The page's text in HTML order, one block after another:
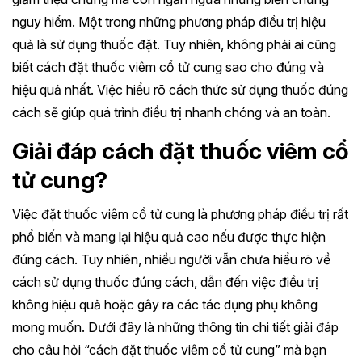
nguy hiểm. Một trong những phương pháp điều trị hiệu
quả là sử dụng thuốc đặt. Tuy nhiên, không phải ai cũng
biết cách đặt thuốc viêm cổ tử cung sao cho đúng và
hiệu quả nhất. Việc hiểu rõ cách thức sử dụng thuốc đúng
cách sẽ giúp quá trình điều trị nhanh chóng và an toàn.
Giải đáp cách đặt thuốc viêm cổ
tử cung?
Việc đặt thuốc viêm cổ tử cung là phương pháp điều trị rất
phổ biến và mang lại hiệu quả cao nếu được thực hiện
đúng cách. Tuy nhiên, nhiều người vẫn chưa hiểu rõ về
cách sử dụng thuốc đúng cách, dẫn đến việc điều trị
không hiệu quả hoặc gây ra các tác dụng phụ không
mong muốn. Dưới đây là những thông tin chi tiết giải đáp
cho câu hỏi “cách đặt thuốc viêm cổ tử cung” mà bạn